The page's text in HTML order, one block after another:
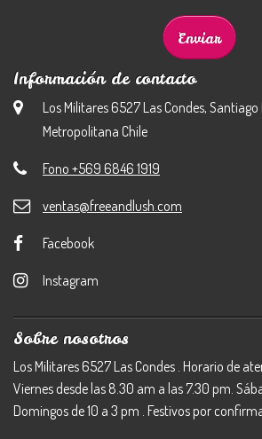
Información de contacto
Los Militares 6527 Las Condes, Santiago
Metropolitana Chile
Fono +569 6846 1919
ventas@freeandlush.com
Facebook
Instagram
Sobre nosotros
Los Militares 6527 Las Condes . Horario de
Viernes desde las 8.30 am a las 7.30 pm.
Domingos de 10 a 3 pm . Festivos por